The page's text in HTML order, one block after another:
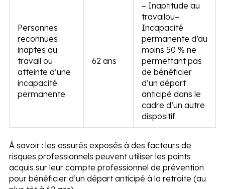
Personnes
reconnues
inaptes au
travail ou
atteinte d’une
incapacité
permanente
62 ans
– Inaptitude au
travailou–
Incapacité
permanente d’au
moins 50 % ne
permettant pas
de bénéficier
d’un départ
anticipé dans le
cadre d’un autre
dispositif
À savoir : les assurés exposés à des facteurs de
risques professionnels peuvent utiliser les points
acquis sur leur compte professionnel de prévention
pour bénéficier d’un départ anticipé à la retraite (au